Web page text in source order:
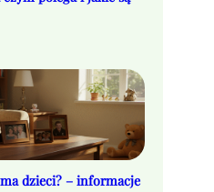
dzieci? – informacje